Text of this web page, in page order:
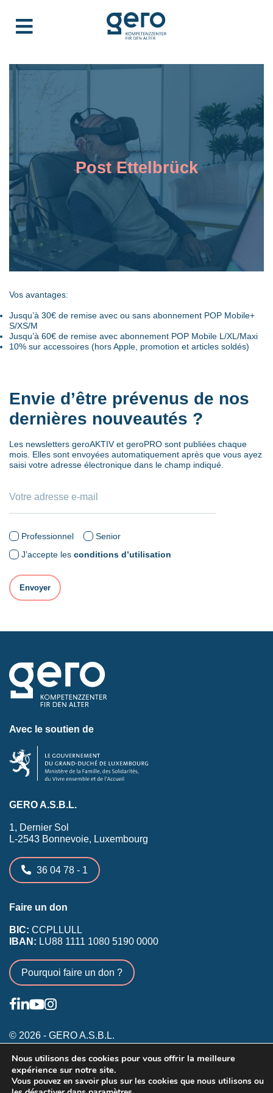
Post Ettelbrück
Vos avantages:
Jusqu’à 30€ de remise avec ou sans abonnement POP Mobile+
S/XS/M
Jusqu’à 60€ de remise avec abonnement POP Mobile L/XL/Maxi
10% sur accessoires (hors Apple, promotion et articles soldés)
Envie d’être prévenus de nos
dernières nouveautés ?
Les newsletters geroAKTIV et geroPRO sont publiées chaque
mois. Elles sont envoyées automatiquement après que vous ayez
saisi votre adresse électronique dans le champ indiqué.
Professionnel
Senior
J’accepte les conditions d’utilisation
Avec le soutien de
GERO A.S.B.L.
1, Dernier Sol
L-2543 Bonnevoie, Luxembourg
36 04 78 - 1
Faire un don
BIC: CCPLLULL
IBAN: LU88 1111 1080 5190 0000
Pourquoi faire un don ?
© 2026 - GERO A.S.B.L.
Conditions générales
Inscription membres existants
Nous utilisons des cookies pour vous offrir la meilleure
expérience sur notre site.
Vous pouvez en savoir plus sur les cookies que nous utilisons ou